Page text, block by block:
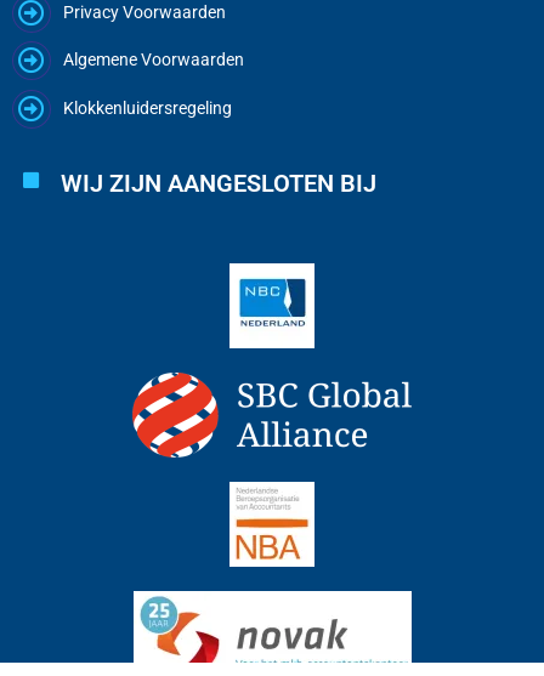
Privacy Voorwaarden
Algemene Voorwaarden
Klokkenluidersregeling
WIJ ZIJN AANGESLOTEN BIJ